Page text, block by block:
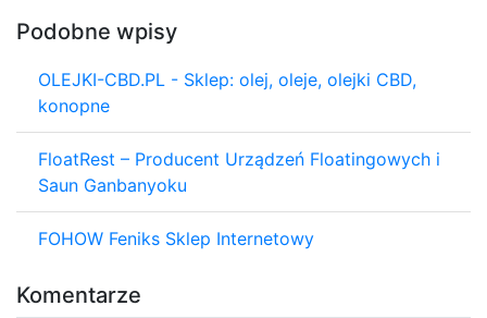
Podobne wpisy
OLEJKI-CBD.PL - Sklep: olej, oleje, olejki CBD,
konopne
FloatRest – Producent Urządzeń Floatingowych i
Saun Ganbanyoku
FOHOW Feniks Sklep Internetowy
Komentarze